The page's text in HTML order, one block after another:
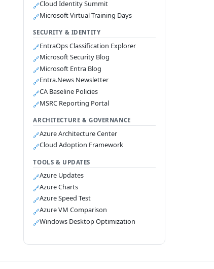
🔗Cloud Identity Summit
🔗Microsoft Virtual Training Days
SECURITY & IDENTITY
🔗EntraOps Classification Explorer
🔗Microsoft Security Blog
🔗Microsoft Entra Blog
🔗Entra.News Newsletter
🔗CA Baseline Policies
🔗MSRC Reporting Portal
ARCHITECTURE & GOVERNANCE
🔗Azure Architecture Center
🔗Cloud Adoption Framework
TOOLS & UPDATES
🔗Azure Updates
🔗Azure Charts
🔗Azure Speed Test
🔗Azure VM Comparison
🔗Windows Desktop Optimization